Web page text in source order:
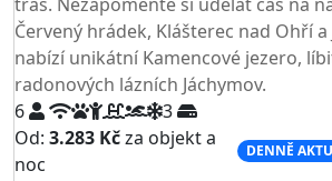
Červený hrádek, Klášterec nad Ohří
nabízí unikátní Kamencové jezero,
radonových lázních Jáchymov.
6
3
Od: 3.283 Kčza objekt a
noc
DENNĚ